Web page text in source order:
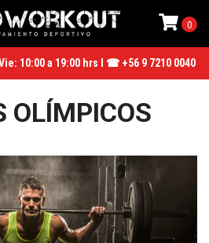
10:00 a 19:00 hrs I ☎ +56 9 7210 0040
0
OLÍMPICOS